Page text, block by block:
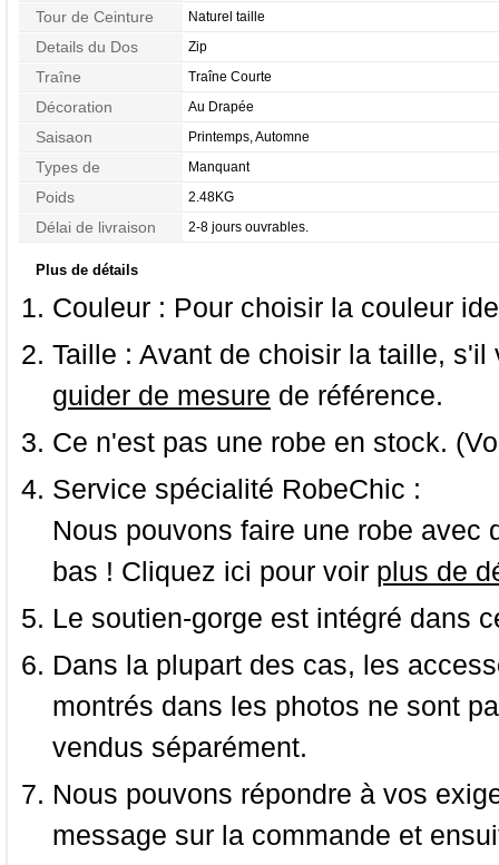
Tour de Ceinture Naturel taille
Details du Dos Zip
Traîne Traîne Courte
Décoration Au Drapée
Saisaon Printemps, Automne
Types de
Morphologie
Manquant
Poids 2.48KG
Délai de livraison 2-8 jours ouvrables.
Plus de détails
Couleur : Pour choisir la couleur
Taille : Avant de choisir la taille,
guider de mesure de référence.
Ce n'est pas une robe en stock.
Service spécialité RobeChic :
Nous pouvons faire une robe
bas ! Cliquez ici pour voir plus de
Le soutien-gorge est intégré dans
Dans la plupart des cas, les
montrés dans les photos ne sont
vendus séparément.
Nous pouvons répondre à vos
message sur la commande et